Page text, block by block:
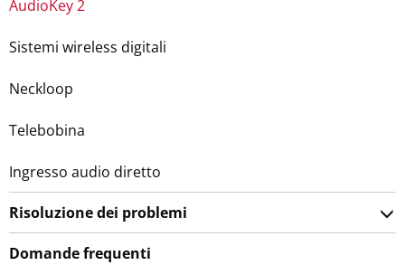
AudioKey 2
Sistemi wireless digitali
Neckloop
Telebobina
Ingresso audio diretto
Risoluzione dei problemi
Domande frequenti